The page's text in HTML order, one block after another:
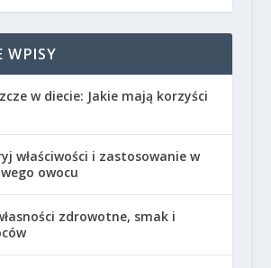
WPISY
w diecie: Jakie mają korzyści
właściwości i zastosowanie w
owocu
zdrowotne, smak i